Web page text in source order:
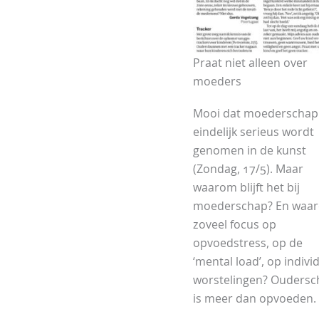
Praat niet alleen over
moeders
Mooi dat moederschap
eindelijk serieus wordt
genomen in de kunst
(Zondag, 17/5). Maar
waarom blijft het bij
moederschap? En
zoveel focus op
opvoedstress, op de
‘mental load’, op
worstelingen?
is meer dan opvoeden.